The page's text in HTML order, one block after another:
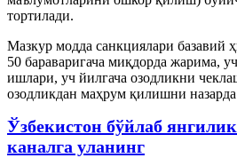
тортилади.
Мазкур модда санкциялари базавий
50 бараваригача миқдорда жарима,
ишлари, уч йилгача озодликни
озодликдан маҳрум қилишни назарда
Ўзбекистон бўйлаб
каналга уланинг